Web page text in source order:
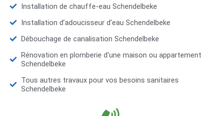
Installation de chauffe-eau Schendelbeke
Installation d’adoucisseur d'eau Schendelbeke
Débouchage de canalisation Schendelbeke
Rénovation en plomberie d'une maison ou appartement
Schendelbeke
Tous autres travaux pour vos besoins sanitaires
Schendelbeke